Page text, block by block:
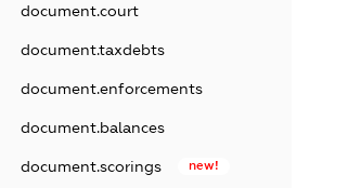
document.court
document.taxdebts
document.enforcements
document.balances
document.scorings new!